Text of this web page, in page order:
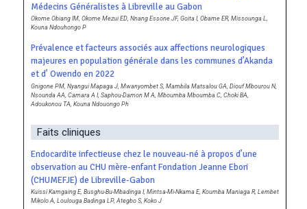
Médecins Généralistes à Libreville au Gabon
Okome Obiang IM, Okome Mezui ED, Nnang Essone JF, Goita I, Obame ER, Missounga L,
Kouna Ndouhongo P
Prévalence et facteurs associés aux affections neurologiques
majeures en population générale dans les communes d’Akanda
et d’ Owendo en 2022
Gnigone PM, Nyangui Mapaga J, Mwanyombet S, Mambila Matsalou GA, Diouf Mbourou N,
Nsounda AA, Camara A I, Saphou-Damon M A, Mboumba Mboumba C, Choki BA,
Adoukonou TA, Kouna Ndouongo Ph
Faits cliniques
Endocardite infectieuse chez le nouveau-né à propos d’une
observation au CHU mère-enfant Fondation Jeanne Ebori
(CHUMEFJE) de Libreville-Gabon
Kuissi Kamgaing E, Busghu-Bu-Mbadinga I, Mintsa-Mi-Nkama E, Koumba Maniaga R, Lembet
Mikolo A, Loulouga Badinga LP, Ategbo S, Koko J